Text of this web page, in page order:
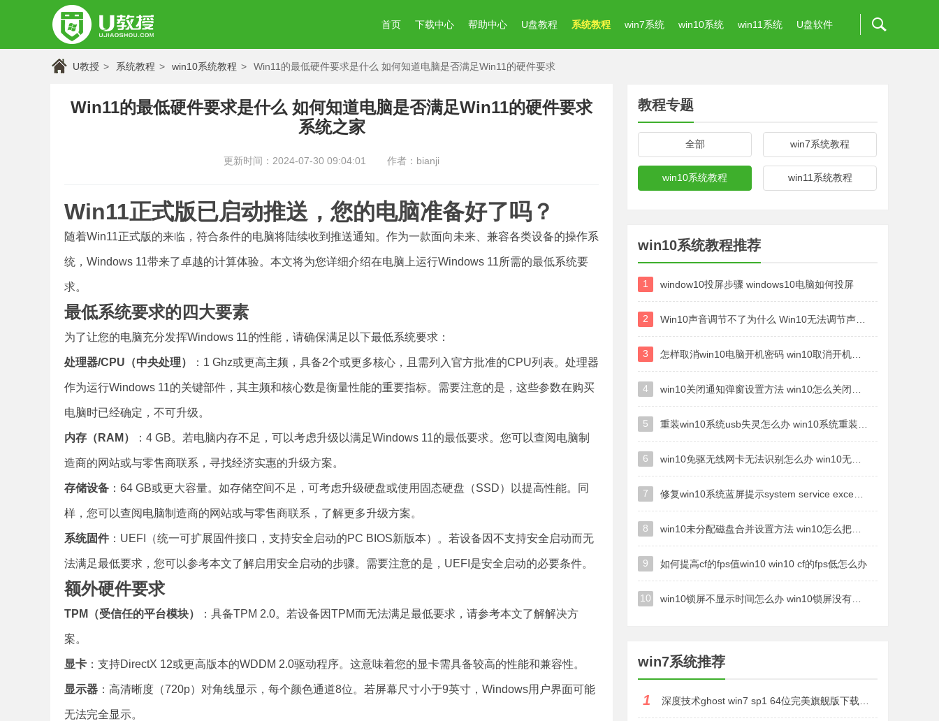
首页 下载中心 帮助中心 U盘教程 系统教程 win7系统 win10系统 win11系统 U盘软件
U教授 系统教程 win10系统教程 Win11的最低硬件要求是什么 如何知道电脑是否满足Win11的硬件要求
Win11的最低硬件要求是什么 如何知道电脑是否满足Win11的硬件要求
系统之家
更新时间：2024-07-30 09:04:01 作者：bianji
Win11正式版已启动推送，您的电脑准备好了吗？
随着Win11正式版的来临，符合条件的电脑将陆续收到推送通知。作为一款面向未来、兼容各类设备的操作系
统，Windows 11带来了卓越的计算体验。本文将为您详细介绍在电脑上运行Windows 11所需的最低系统要
求。
最低系统要求的四大要素
为了让您的电脑充分发挥Windows 11的性能，请确保满足以下最低系统要求：
处理器/CPU（中央处理） ：1 Ghz或更高主频，具备2个或更多核心，且需列入官方批准的CPU列表。处理器
作为运行Windows 11的关键部件，其主频和核心数是衡量性能的重要指标。需要注意的是，这些参数在购买
电脑时已经确定，不可升级。
内存（RAM） ：4 GB。若电脑内存不足，可以考虑升级以满足Windows 11的最低要求。您可以查阅电脑制
造商的网站或与零售商联系，寻找经济实惠的升级方案。
存储设备 ：64 GB或更大容量。如存储空间不足，可考虑升级硬盘或使用固态硬盘（SSD）以提高性能。同
样，您可以查阅电脑制造商的网站或与零售商联系，了解更多升级方案。
系统固件：UEFI（统一可扩展固件接口，支持安全启动的PC BIOS新版本）。若设备因不支持安全启动而无
法满足最低要求，您可以参考本文了解启用安全启动的步骤。需要注意的是，UEFI是安全启动的必要条件。
额外硬件要求
TPM（受信任的平台模块） ：具备TPM 2.0。若设备因TPM而无法满足最低要求，请参考本文了解解决方
案。
显卡 ：支持DirectX 12或更高版本的WDDM 2.0驱动程序。这意味着您的显卡需具备较高的性能和兼容性。
显示器 ：高清晰度（720p）对角线显示，每个颜色通道8位。若屏幕尺寸小于9英寸，Windows用户界面可能
无法完全显示。
教程专题
全部 win7系统教程
win10系统教程 win11系统教程
win10系统教程推荐
1 window10投屏步骤 windows10电脑如何投屏
2
3
4
5
6
7
8
9 如何提高cf的fps值win10 win10 cf的fps低怎么办
10
win7系统推荐
1